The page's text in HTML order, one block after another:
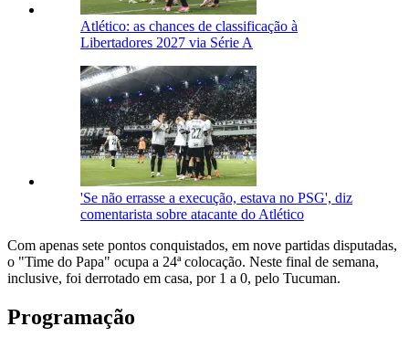
Atlético: as chances de classificação à
Libertadores 2027 via Série A
'Se não errasse a execução, estava no PSG', diz
comentarista sobre atacante do Atlético
Com apenas sete pontos conquistados, em nove partidas disputadas,
o "Time do Papa" ocupa a 24ª colocação. Neste final de semana,
inclusive, foi derrotado em casa, por 1 a 0, pelo Tucuman.
Programação